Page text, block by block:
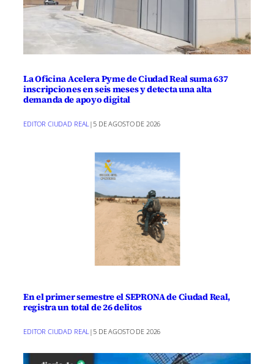
La Oficina Acelera Pyme de Ciudad Real suma 637
inscripciones en seis meses y detecta una alta
demanda de apoyo digital
EDITOR CIUDAD REAL|5 DE AGOSTO DE 2026
En el primer semestre el SEPRONA de Ciudad Real,
registra un total de 26 delitos
EDITOR CIUDAD REAL|5 DE AGOSTO DE 2026